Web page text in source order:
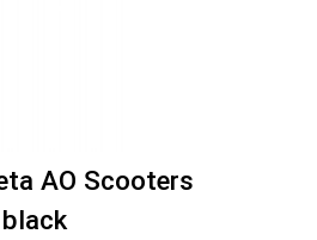
AO Scooters